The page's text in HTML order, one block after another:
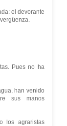
el devorante
Pues no ha
han venido
sus manos
los agraristas